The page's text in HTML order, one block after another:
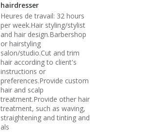
hairdresser
Heures de travail: 32 hours
per week.Hair styling/stylist
and hair design.Barbershop
or hairstyling
salon/studio.Cut and trim
hair according to client's
instructions or
preferences.Provide custom
hair and scalp
treatment.Provide other hair
treatment, such as waving,
straightening and tinting and
als